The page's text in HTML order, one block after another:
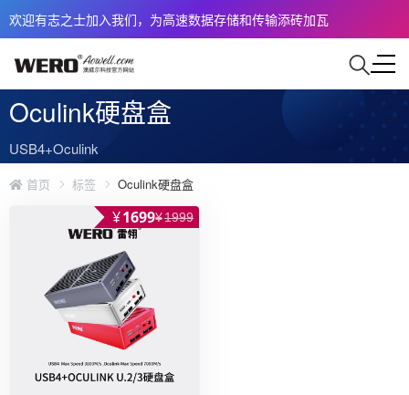
欢迎有志之士加入我们，为高速数据存储和传输添砖加瓦
Oculink硬盘盒
USB4+Oculink
首页 标签 Oculink硬盘盒
¥1699¥1999